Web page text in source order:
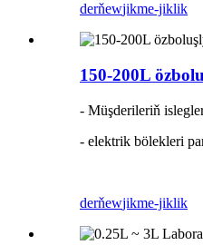
derňewjikme-jiklik
150-200L
- Müşderileriň
- elektrik bölekleri
derňewjikme-jiklik